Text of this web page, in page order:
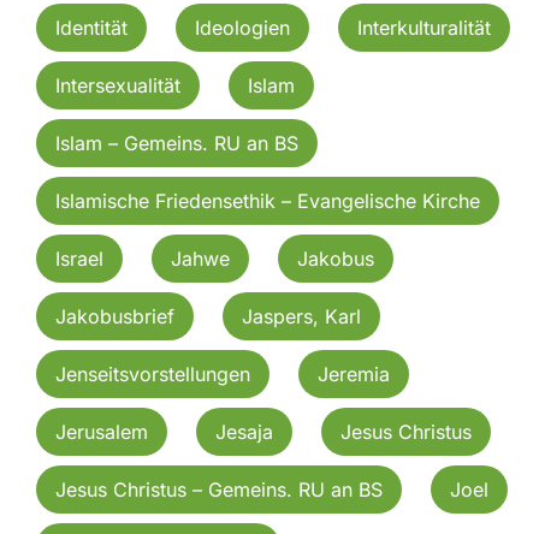
Identität Ideologien Interkulturalität
Intersexualität Islam
Islam – Gemeins. RU an BS
Islamische Friedensethik – Evangelische Kirche
Israel Jahwe Jakobus
Jakobusbrief Jaspers, Karl
Jenseitsvorstellungen Jeremia
Jerusalem Jesaja Jesus Christus
Jesus Christus – Gemeins. RU an BS Joel